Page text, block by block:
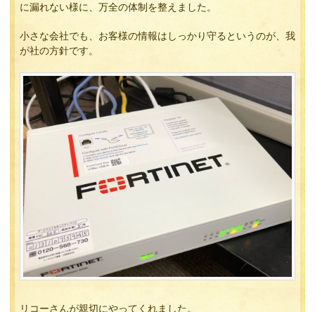
に漏れない様に、万全の体制を整えました。
小さな会社でも、お客様の情報はしっかり守るというのが、我
が社の方針です。
リコーさんが親切にやってくれました。